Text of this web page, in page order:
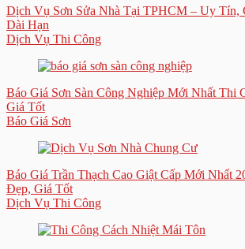
Dịch Vụ Sơn Sửa Nhà Tại TPHCM – Uy Tín,
Dài Hạn
Dịch Vụ Thi Công
Báo Giá Sơn Sàn Công Nghiệp Mới Nhất Thi
Giá Tốt
Báo Giá Sơn
Báo Giá Trần Thạch Cao Giật Cấp Mới Nhất
Đẹp, Giá Tốt
Dịch Vụ Thi Công